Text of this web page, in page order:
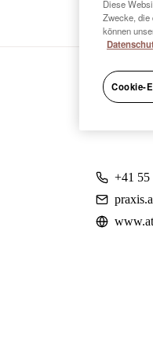
+41 55
Diese
Zwecke, die
können
Cookie-